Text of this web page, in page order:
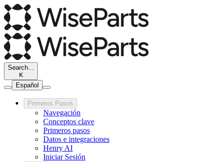
Search...
K
Español
Primeros Pasos
Navegación
Conceptos clave
Primeros pasos
Datos e integraciones
Henry AI
Iniciar Sesión